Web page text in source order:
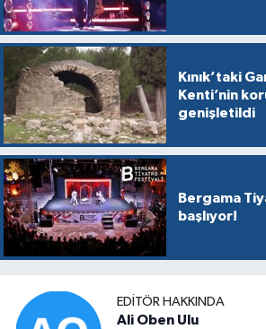
Kınık’taki
Kenti’nin
genişletildi
Bergama
başlıyor!
EDITÖR HAKKINDA
Ali Oben Ulu